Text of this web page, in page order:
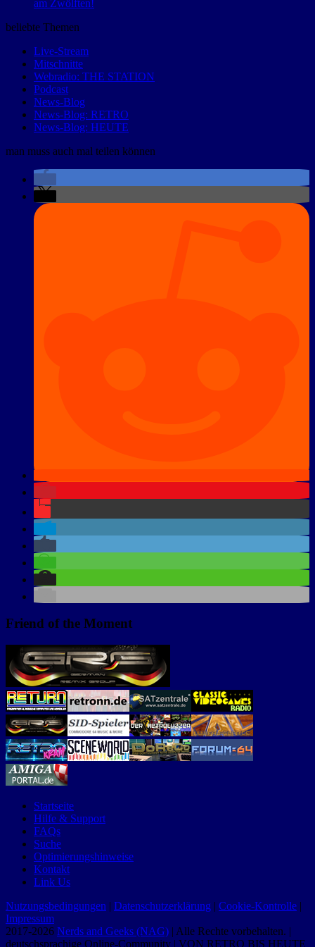
am Zwölften!
beliebte Themen
Live-Stream
Mitschnitte
Webradio: THE STATION
Podcast
News-Blog
News-Blog: RETRO
News-Blog: HEUTE
man muss auch mal teilen können
Friend of the Moment
Startseite
Hilfe & Support
FAQs
Suche
Optimierungshinweise
Kontakt
Link Us
Nutzungsbedingungen | Datenschutzerklärung | Cookie-Kontrolle |
Impressum
2017-2026 Nerds and Geeks (NAG) | Alle Rechte vorbehalten. |
deutschsprachige Online-Community | VON RETRO BIS HEUTE